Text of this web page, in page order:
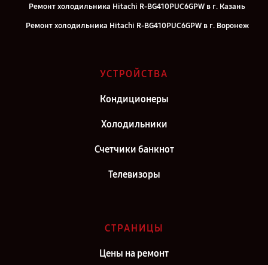
Ремонт холодильника Hitachi R-BG410PUC6GPW в г. Казань
Ремонт холодильника Hitachi R-BG410PUC6GPW в г. Воронеж
Ремонт холодильника Hitachi R-BG410PUC6GPW в г. Москва
Ремонт холодильника Hitachi R-BG410PUC6GPW в г. Санкт-
УСТРОЙСТВА
Кондиционеры
Холодильники
Счетчики банкнот
Телевизоры
СТРАНИЦЫ
Цены на ремонт